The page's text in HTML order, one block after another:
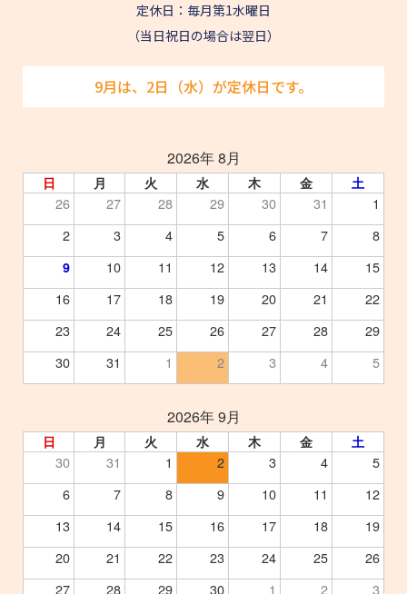
定休日：毎月第1水曜日
（当日祝日の場合は翌日）
9月は、2日（水）が定休日です。
2026年 8月
日 月 火 水 木 金 土
26 27 28 29 30 31
1
2
3 4 5 6 7 8
9 10 11 12 13 14
15
16
17 18 19 20 21
22
23
24 25 26 27 28
29
30
31 1 2 3 4 5
2026年 9月
日 月 火 水 木 金 土
30 31 1 2 3 4
5
6
7 8 9 10 11
12
13
14 15 16 17 18
19
20
21 22 23 24 25
26
27
28 29 30 1 2 3